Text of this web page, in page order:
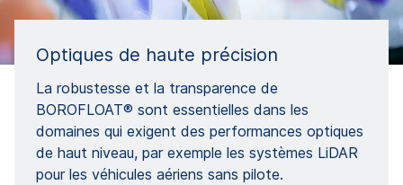
Optiques de haute précision
La robustesse et la transparence de
BOROFLOAT® sont essentielles dans les
domaines qui exigent des performances optiques
de haut niveau, par exemple les systèmes LiDAR
pour les véhicules aériens sans pilote.